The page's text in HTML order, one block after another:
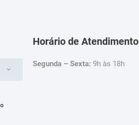
Horário de Atendimento
Segunda – Sexta: 9h às 18h